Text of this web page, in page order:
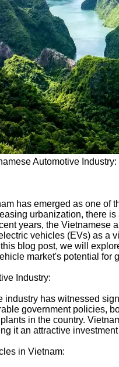
Automotive
has emerged as one of
urbanization, there
years, the Vietnamese
vehicles (EVs) as a
blog post, we will
market's potential for
Industry:
industry has witnessed
government policies,
in the country.
it an attractive
in Vietnam: